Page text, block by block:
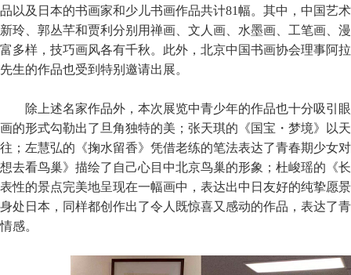
品以及日本的书画家和少儿书画作品共计81幅。其中，中国艺
新玲、郭丛芊和贾利分别用禅画、文人画、水墨画、工笔画、
富多样，技巧画风各有千秋。此外，北京中国书画协会理事阿
先生的作品也受到特别邀请出展。
除上述名家作品外，本次展览中青少年的作品也十分吸引
画的形式勾勒出了旦角独特的美；张天琪的《国宝・梦境》以
往；左慧弘的《掬水留香》凭借老练的笔法表达了青春期少女
想去看鸟巢》描绘了自己心目中北京鸟巢的形象；杜峻瑶的《
表性的景点完美地呈现在一幅画中，表达出中日友好的纯挚愿
身处日本，同样都创作出了令人既惊喜又感动的作品，表达了
情感。